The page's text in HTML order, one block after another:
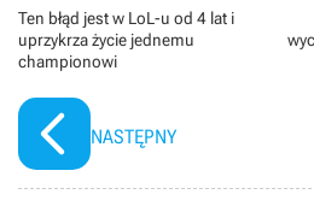
Ten błąd jest w LoL-u od 4 lat i
uprzykrza życie jednemu
championowi
NASTĘPNY